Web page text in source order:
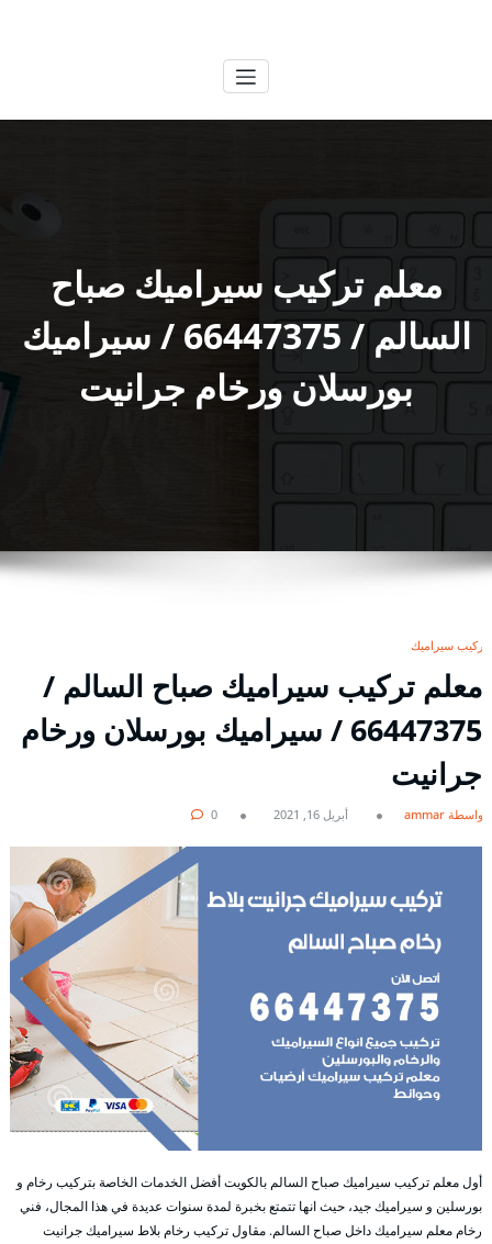
معلم تركيب سيراميك صباح
السالم / 66447375 / سيراميك
بورسلان ورخام جرانيت
تركيب سيراميك
معلم تركيب سيراميك صباح السالم /
66447375 / سيراميك بورسلان ورخام
جرانيت
بواسطة ammar أبريل 16, 2021 0
أول معلم تركيب سيراميك صباح السالم بالكويت أفضل الخدمات الخاصة بتركيب رخام و
بورسلين و سيراميك جيد، حيث انها تتمتع بخبرة لمدة سنوات عديدة في هذا المجال، فني
رخام معلم سيراميك داخل صباح السالم. مقاول تركيب رخام بلاط سيراميك جرانيت